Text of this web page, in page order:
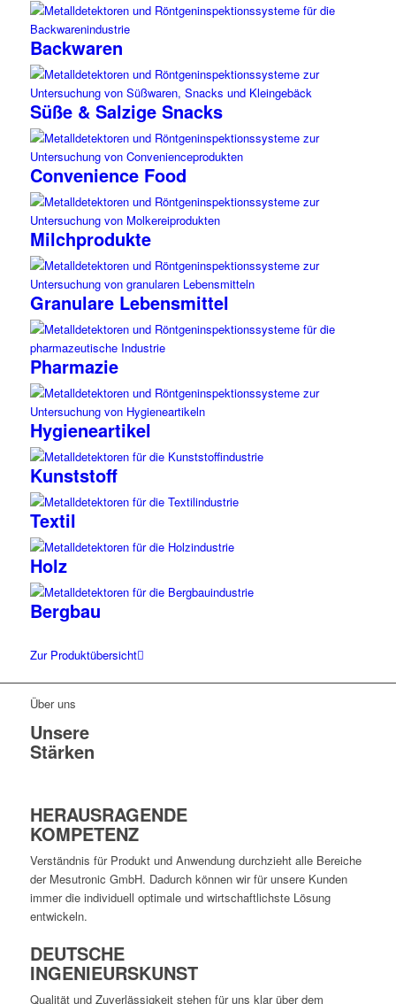
Backwaren
Süße & Salzige Snacks
Convenience Food
Milchprodukte
Granulare Lebensmittel
Pharmazie
Hygieneartikel
Kunststoff
Textil
Holz
Bergbau
Zur Produktübersicht
Über uns
Unsere
Stärken
HERAUS­RAGENDE
KOMPETENZ
Verständnis für Produkt und Anwendung durchzieht alle Bereiche
der Mesutronic GmbH. Dadurch können wir für unsere Kunden
immer die individuell optimale und wirtschaftlichste Lösung
entwickeln.
DEUTSCHE
INGENIEURS­KUNST
Qualität und Zuverlässigkeit stehen für uns klar über dem